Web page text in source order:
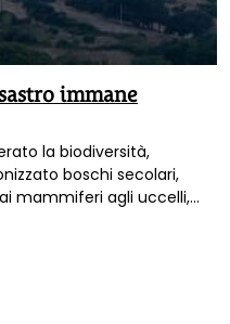
immane
la biodiversità,
boschi secolari,
mammiferi agli uccelli,